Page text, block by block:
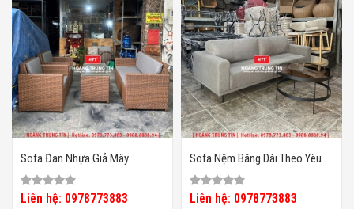
Sofa Đan Nhựa Giả Mây
HTT097
Liên hệ: 0978773883
Sofa Nệm Băng Dài Theo Yêu
Cầu HTT02
Liên hệ: 0978773883